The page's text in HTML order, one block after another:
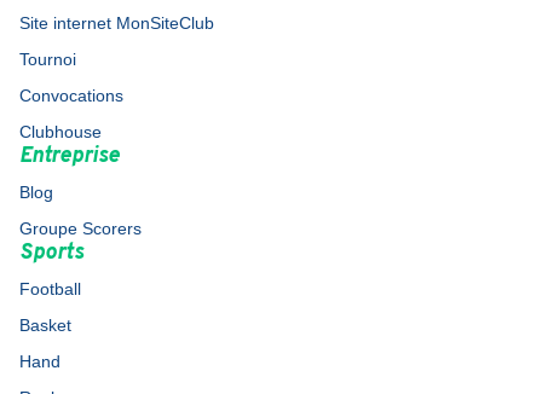
Site internet MonSiteClub
Tournoi
Convocations
Clubhouse
Entreprise
Blog
Groupe Scorers
Sports
Football
Basket
Hand